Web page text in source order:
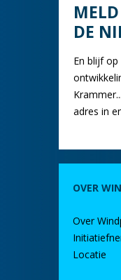
DE
En blijf
adres in
OVER
Over
Locatie